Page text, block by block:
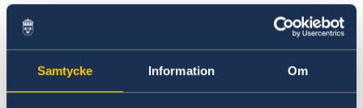
Samtycke Information Om
New fees from 14 May, 2023
From May 14th , 2023, the Embassy has new
consular and migration fees.